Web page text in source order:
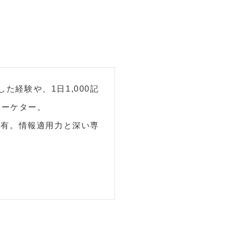
た経験や、1日1,000記
ケター。
。情報適用力と深い専